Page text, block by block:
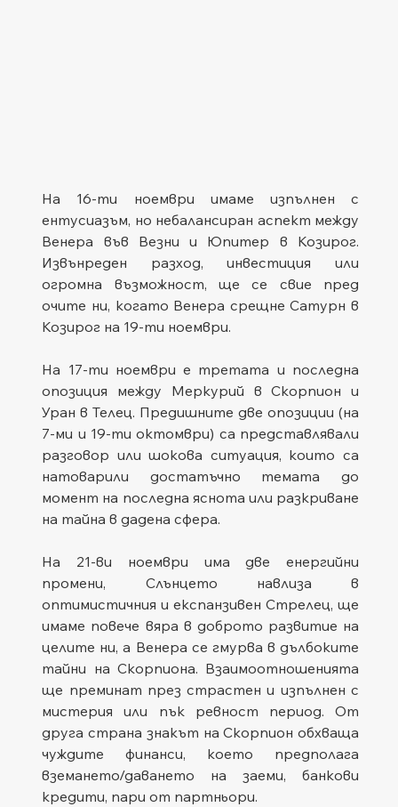
На 16-ти ноември имаме изпълнен с
ентусиазъм, но небалансиран аспект между
Венера във Везни и Юпитер в Козирог.
Извънреден разход, инвестиция или
огромна възможност, ще се свие пред
очите ни, когато Венера срещне Сатурн в
Козирог на 19-ти ноември.
На 17-ти ноември е третата и последна
опозиция между Меркурий в Скорпион и
Уран в Телец. Предишните две опозиции (на
7-ми и 19-ти октомври) са представлявали
разговор или шокова ситуация, които са
натоварили достатъчно темата до
момент на последна яснота или разкриване
на тайна в дадена сфера.
На 21-ви ноември има две енергийни
промени, Слънцето навлиза в
оптимистичния и експанзивен Стрелец, ще
имаме повече вяра в доброто развитие на
целите ни, а Венера се гмурва в дълбоките
тайни на Скорпиона. Взаимоотношенията
ще преминат през страстен и изпълнен с
мистерия или пък ревност период. От
друга страна знакът на Скорпион обхваща
чуждите финанси, което предполага
вземането/даването на заеми, банкови
кредити, пари от партньори.